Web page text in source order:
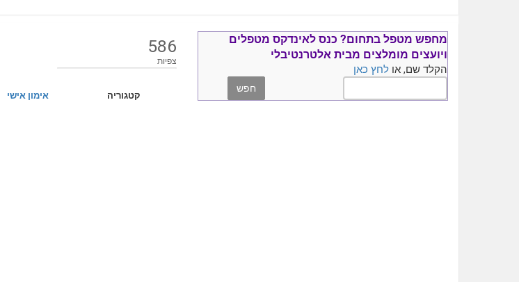
586
צפיות
קטגוריה אימון אישי
מחפש מטפל בתחום? כנס לאינדקס מטפלים
ויועצים מומלצים מבית אלטרנטיבלי
הקלד שם, או לחץ כאן